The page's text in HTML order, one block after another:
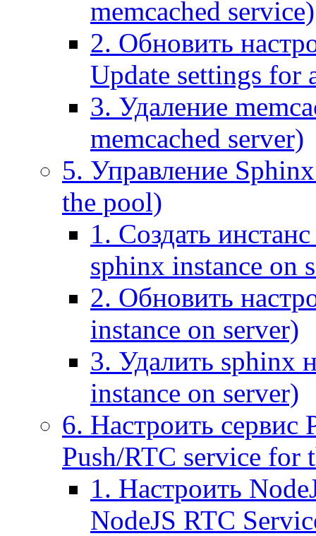
memcached service)
2. Обновить
Update settings for
3. Удаление
memcached server)
5. Управление
the pool)
1. Создать
sphinx instance on
2. Обновить
instance on server)
3. Удалить sphinx
instance on server)
6. Настроить
Push/RTC service for
1. Настроить
NodeJS RTC